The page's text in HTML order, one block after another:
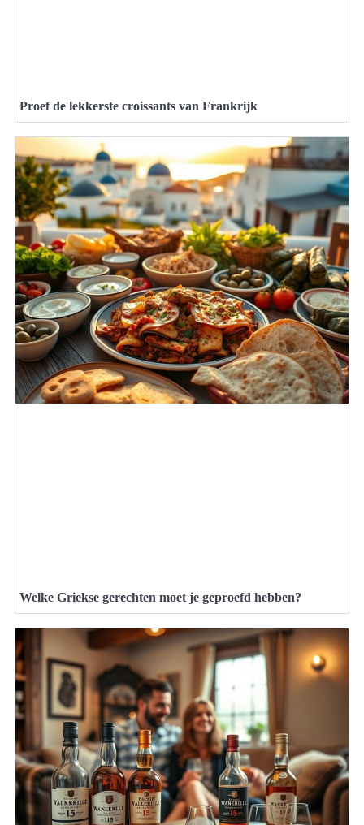
Proef de lekkerste croissants van Frankrijk
Welke Griekse gerechten moet je geproefd hebben?